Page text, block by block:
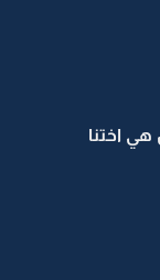
اختنا